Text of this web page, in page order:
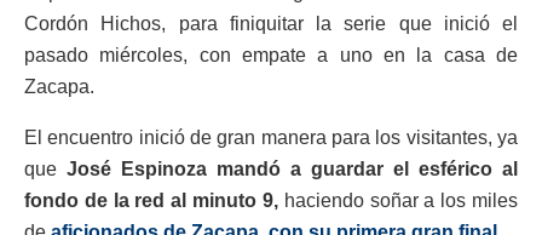
Cordón Hichos, para finiquitar la serie que inició el
pasado miércoles, con empate a uno en la casa de
Zacapa.
El encuentro inició de gran manera para los visitantes, ya
que José Espinoza mandó a guardar el esférico al
fondo de la red al minuto 9,haciendo soñar a los miles